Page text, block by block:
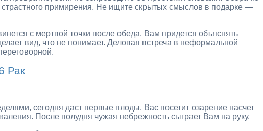
страстного примирения. Не ищите скрытых смыслов в подарке —
с мертвой точки после обеда. Вам придется объяснять
вид, что не понимает. Деловая встреча в неформальной
Рак
сегодня даст первые плоды. Вас посетит озарение насчет
После полудня чужая небрежность сыграет Вам на руку.